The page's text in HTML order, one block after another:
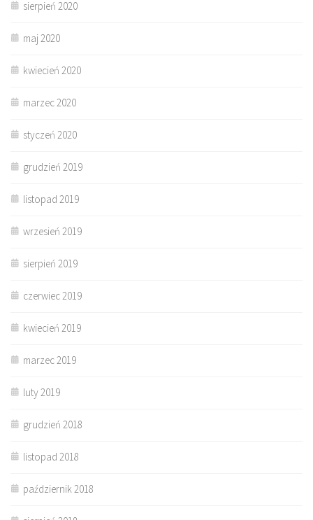
sierpień 2020
maj 2020
kwiecień 2020
marzec 2020
styczeń 2020
grudzień 2019
listopad 2019
wrzesień 2019
sierpień 2019
czerwiec 2019
kwiecień 2019
marzec 2019
luty 2019
grudzień 2018
listopad 2018
październik 2018